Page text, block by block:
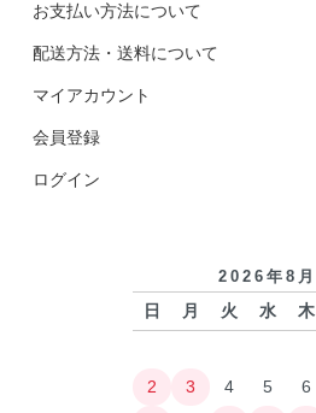
お支払い方法について
配送方法・送料について
マイアカウント
会員登録
ログイン
2026年8月
日 月 火 水 木
2
3 4 5 6